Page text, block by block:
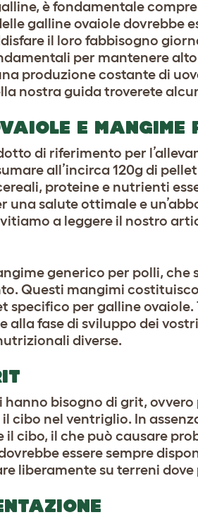
è fondamentale
galline ovaiole dovrebbe
il loro fabbisogno
per mantenere
produzione costante di
nostra guida troverete
E MANGIME
di riferimento per
all’incirca 120g di
proteine e nutrienti
salute ottimale e
a leggere il nostro
generico per polli, che
Questi mangimi
specifico per galline
alla fase di sviluppo dei
diverse.
bisogno di grit,
cibo nel ventriglio. In
cibo, il che può causare
essere sempre
liberamente su terreni